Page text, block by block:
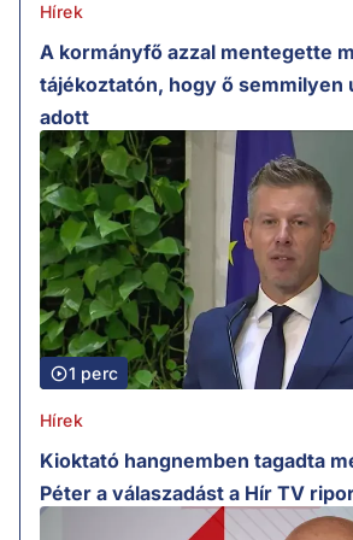
Hírek
A kormányfő azzal mentegette
tájékoztatón, hogy ő semmilyen
adott
1 perc
Hírek
Kioktató hangnemben tagadta
Péter a válaszadást a Hír TV